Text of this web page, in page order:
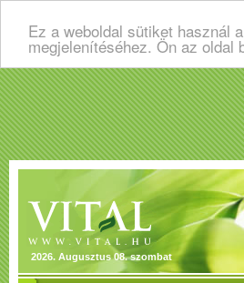
Ez a weboldal sütiket használ
megjelenítéséhez. Ön az
2026. Augusztus 08. szombat